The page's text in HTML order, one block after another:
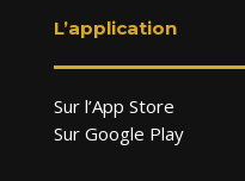
L’application
Sur l’App Store
Sur Google Play